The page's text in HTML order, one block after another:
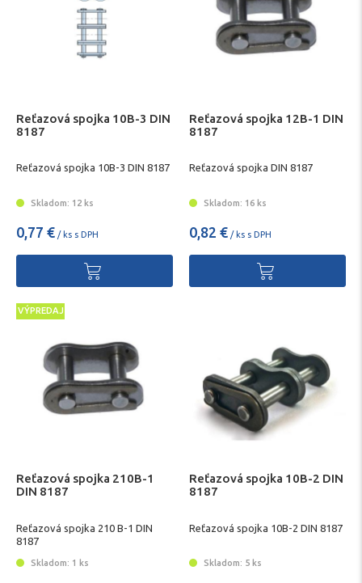
Reťazová spojka 10B-3 DIN
8187
Reťazová spojka 10B-3 DIN 8187
Skladom: 12 ks
0,77 € / ks s DPH
Reťazová spojka 12B-1 DIN
8187
Reťazová spojka DIN 8187
Skladom: 16 ks
0,82 € / ks s DPH
VÝPREDAJ
Reťazová spojka 210B-1
DIN 8187
Reťazová spojka 210 B-1 DIN
8187
Skladom: 1 ks
Reťazová spojka 10B-2 DIN
8187
Reťazová spojka 10B-2 DIN 8187
Skladom: 5 ks